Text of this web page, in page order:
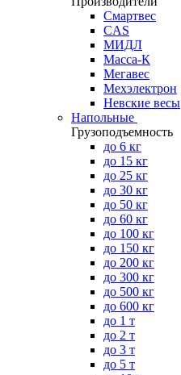
Смартвес
CAS
МИДЛ
Масса-К
Мегавес
Мехэлектрон
Невские весы
Напольные
Грузоподъемность
до 6 кг
до 15 кг
до 25 кг
до 30 кг
до 50 кг
до 60 кг
до 100 кг
до 150 кг
до 200 кг
до 300 кг
до 500 кг
до 600 кг
до 1 т
до 2 т
до 3 т
до 5 т